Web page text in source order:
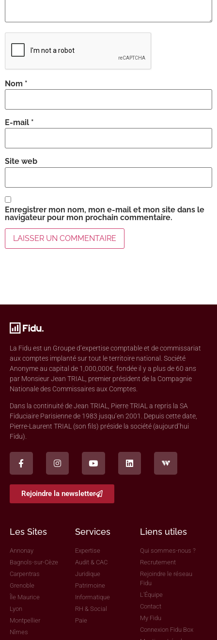
Nom *
E-mail *
Site web
Enregistrer mon nom, mon e-mail et mon site dans le
navigateur pour mon prochain commentaire.
La Fidu est un Groupe d’expertise comptable et de commissariat
aux comptes implanté sur tout le territoire national. Société
Anonyme au capital de 1,000,000€, fondée il y a plus de 60 ans
par Monsieur Jean TRIAL, premier président de la Compagnie
Nationale des Commissaires aux Comptes.
Dans la continuité de Jean TRIAL, Pierre TRIAL a repris la SA
Fiduciaire Parisienne de 1983 jusqu’en 2001. Depuis cette date,
Pierre-Laurent TRIAL (son fils) préside la société (aujourd’hui
Fidu).
Rejoindre la newsletter
Les Sites
Annonay
Bagnols-sur-Cèze
Carpentras
Grenoble
Île Maurice
Lyon
Montpellier
Nîmes
Services
Expertise
Audit & CAC
Juridique
Patrimoine
Informatique
RH & Social
Paie
Liens utiles
Qui sommes-nous ?
Recrutement
Rejoindre le réseau
Fidu
L'Équipe
Contact
My Fidu
Connexion Fidu Box